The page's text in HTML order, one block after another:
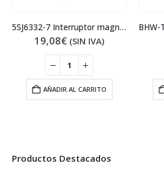
5SJ6332-7 Interruptor magnetotérmico
19,08€ (SIN IVA)
AÑADIR AL CARRITO
Productos Destacados